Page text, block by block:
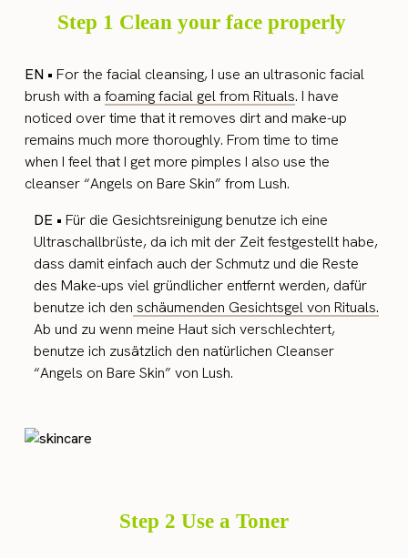
Step 1 Clean your face properly
EN •For the facial cleansing, I use an ultrasonic facial
brush with afoaming facial gel from Rituals. I have
noticed over time that it removes dirt and make-up
remains much more thoroughly. From time to time
when I feel that I get more pimples I also use the
cleanser “Angels on Bare Skin” from Lush.
DE •Für die Gesichtsreinigung benutze ich eine
Ultraschallbrüste, da ich mit der Zeit festgestellt habe,
dass damit einfach auch der Schmutz und die Reste
des Make-ups viel gründlicher entfernt werden, dafür
benutze ich den schäumenden Gesichtsgel von Rituals.
Ab und zu wenn meine Haut sich verschlechtert,
benutze ich zusätzlich den natürlichen Cleanser
“Angels on Bare Skin” von Lush.
Step 2 Use a Toner